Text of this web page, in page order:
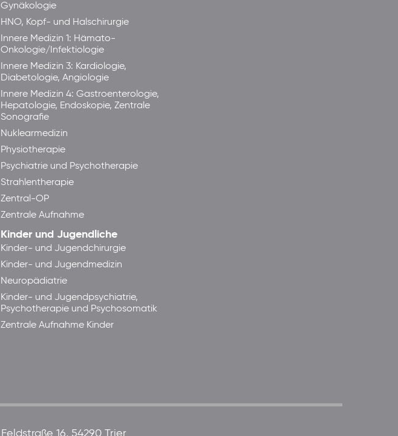
Gynäkologie
HNO, Kopf- und Halschirurgie
Innere Medizin 1: Hämato-
Onkologie/Infektiologie
Innere Medizin 3: Kardiologie,
Diabetologie, Angiologie
Innere Medizin 4: Gastroenterologie,
Hepatologie, Endoskopie, Zentrale
Sonografie
Nuklearmedizin
Physiotherapie
Psychiatrie und Psychotherapie
Strahlentherapie
Zentral-OP
Zentrale Aufnahme
Kinder und Jugendliche
Kinder- und Jugendchirurgie
Kinder- und Jugendmedizin
Neuropädiatrie
Kinder- und Jugendpsychiatrie,
Psychotherapie und Psychosomatik
Zentrale Aufnahme Kinder
Feldstraße 16, 54290 Trier